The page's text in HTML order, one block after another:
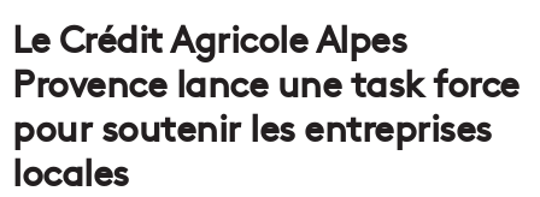
Le Crédit Agricole Alpes
Provence lance une task force
pour soutenir les entreprises
locales